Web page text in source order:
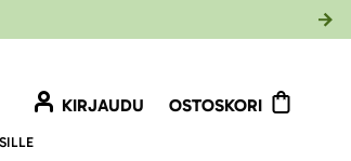
KIRJAUDU
OSTOSKORI